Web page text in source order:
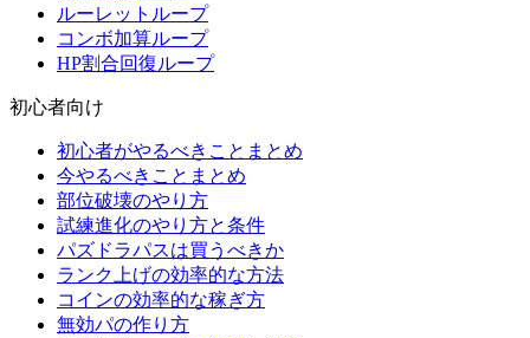
ルーレットループ
コンボ加算ループ
HP割合回復ループ
初心者向け
初心者がやるべきことまとめ
今やるべきことまとめ
部位破壊のやり方
試練進化のやり方と条件
パズドラパスは買うべきか
ランク上げの効率的な方法
コインの効率的な稼ぎ方
無効パの作り方